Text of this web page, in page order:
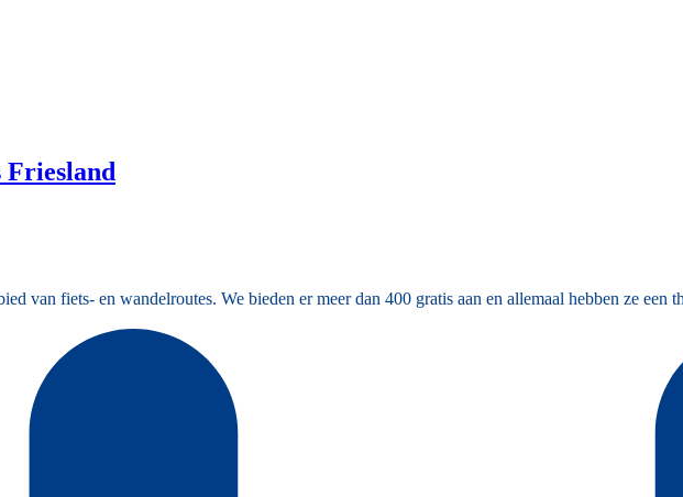
Friesland
van fiets- en wandelroutes. We bieden er meer dan 400 gratis aan en allemaal hebben ze een